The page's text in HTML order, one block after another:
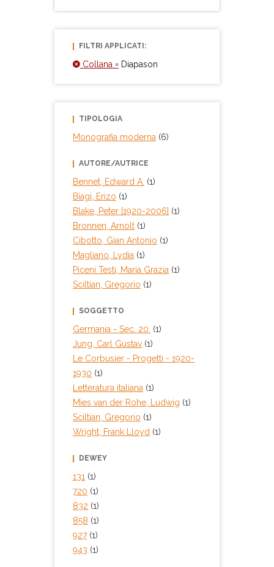
FILTRI APPLICATI:
Collana = Diapason
TIPOLOGIA
Monografia moderna (6)
AUTORE/AUTRICE
Bennet, Edward A. (1)
Biagi, Enzo (1)
Blake, Peter [1920-2006] (1)
Bronnen, Arnolt (1)
Cibotto, Gian Antonio (1)
Magliano, Lydia (1)
Piceni Testi, Maria Grazia (1)
Sciltian, Gregorio (1)
SOGGETTO
Germania - Sec. 20. (1)
Jung, Carl Gustav (1)
Le Corbusier - Progetti - 1920-
1930 (1)
Letteratura italiana (1)
Mies van der Rohe, Ludwig (1)
Sciltian, Gregorio (1)
Wright, Frank Lloyd (1)
DEWEY
131 (1)
720 (1)
832 (1)
858 (1)
927(1)
943 (1)